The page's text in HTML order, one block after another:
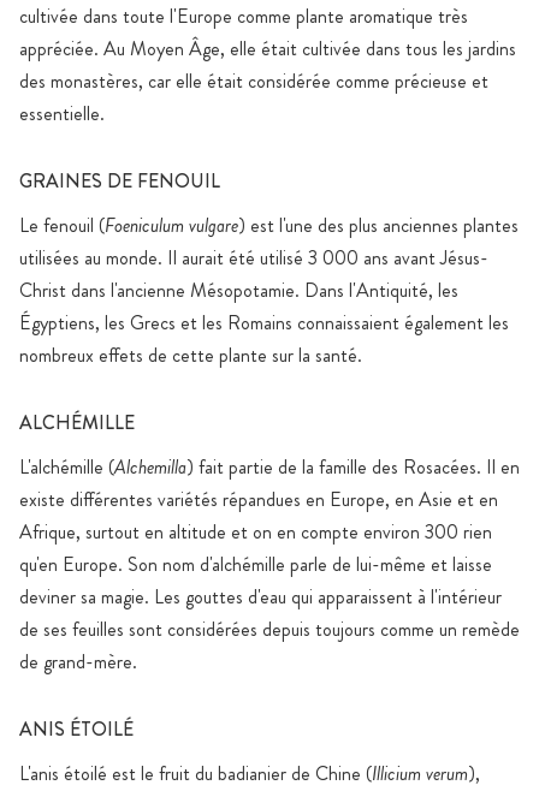
cultivée dans toute l'Europe comme plante aromatique très
appréciée. Au Moyen Âge, elle était cultivée dans tous les jardins
des monastères, car elle était considérée comme précieuse et
essentielle.
GRAINES DE FENOUIL
Le fenouil (Foeniculum vulgare) est l'une des plus anciennes plantes
utilisées au monde. Il aurait été utilisé 3 000 ans avant Jésus-
Christ dans l'ancienne Mésopotamie. Dans l'Antiquité, les
Égyptiens, les Grecs et les Romains connaissaient également les
nombreux effets de cette plante sur la santé.
ALCHÉMILLE
L'alchémille (Alchemilla) fait partie de la famille des Rosacées. Il en
existe différentes variétés répandues en Europe, en Asie et en
Afrique, surtout en altitude et on en compte environ 300 rien
qu'en Europe. Son nom d'alchémille parle de lui-même et laisse
deviner sa magie. Les gouttes d'eau qui apparaissent à l'intérieur
de ses feuilles sont considérées depuis toujours comme un remède
de grand-mère.
ANIS ÉTOILÉ
L'anis étoilé est le fruit du badianier de Chine (Illicium verum),